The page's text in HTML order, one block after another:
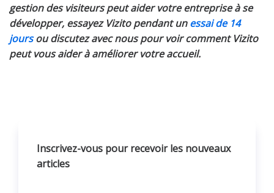
gestion des visiteurs peut aider votre entreprise à se
développer, essayez Vizito pendant unessai de 14
joursou discutez avec nous pour voir comment Vizito
peut vous aider à améliorer votre accueil.
Inscrivez-vous pour recevoir les nouveaux
articles